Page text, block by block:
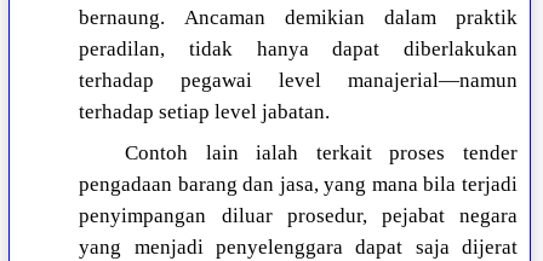
bernaung. Ancaman demikian dalam praktik
peradilan, tidak hanya dapat diberlakukan
terhadap pegawai level manajerial—namun
terhadap setiap level jabatan.
Contoh lain ialah terkait proses tender
pengadaan barang dan jasa, yang mana bila terjadi
penyimpangan diluar prosedur, pejabat negara
yang menjadi penyelenggara dapat saja dijerat